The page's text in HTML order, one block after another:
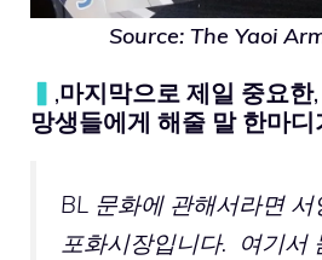
Source: The Yaoi
▍ ,마지막으로 제일 중요한
망생들에게 해줄 말 한마디
BL 문화에 관해서라면
포화시장입니다. 여기서